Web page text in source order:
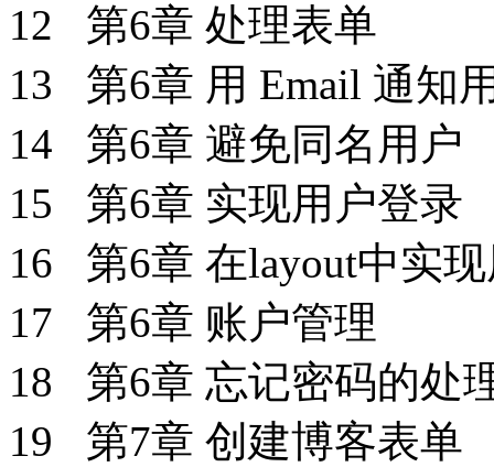
12 第6章 处理表单
13 第6章 用 Email 通知
14 第6章 避免同名用户
15 第6章 实现用户登录
16 第6章 在layout中实
17 第6章 账户管理
18 第6章 忘记密码的处
19 第7章 创建博客表单